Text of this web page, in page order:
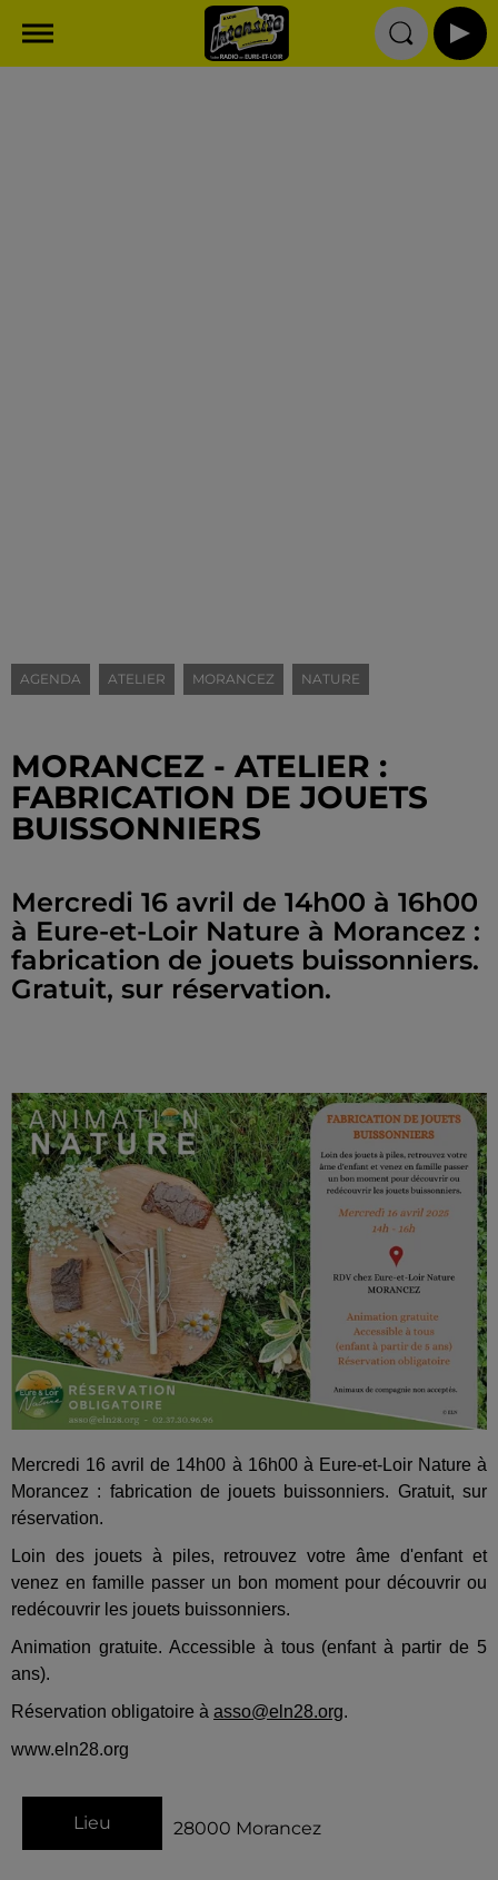
AGENDA ATELIER MORANCEZ NATURE
MORANCEZ - ATELIER :
FABRICATION DE JOUETS
BUISSONNIERS
Mercredi 16 avril de 14h00 à 16h00
à Eure-et-Loir Nature à Morancez :
fabrication de jouets buissonniers.
Gratuit, sur réservation.
Mercredi 16 avril de 14h00 à 16h00 à Eure-et-Loir Nature à
Morancez : fabrication de jouets buissonniers. Gratuit, sur
réservation.
Loin des jouets à piles, retrouvez votre âme d'enfant et
venez en famille passer un bon moment pour découvrir ou
redécouvrir les jouets buissonniers.
Animation gratuite. Accessible à tous (enfant à partir de 5
ans).
Réservation obligatoire à asso@eln28.org.
www.eln28.org
Lieu 28000 Morancez